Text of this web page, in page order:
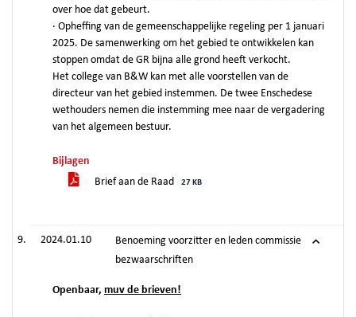
over hoe dat gebeurt.
· Opheffing van de gemeenschappelijke regeling per 1 januari
2025. De samenwerking om het gebied te ontwikkelen kan
stoppen omdat de GR bijna alle grond heeft verkocht.
Het college van B&W kan met alle voorstellen van de
directeur van het gebied instemmen. De twee Enschedese
wethouders nemen die instemming mee naar de vergadering
van het algemeen bestuur.
Bijlagen
Brief aan de Raad
27 KB
2024.01.10
Benoeming voorzitter en leden commissie
bezwaarschriften
Openbaar, muv de brieven!